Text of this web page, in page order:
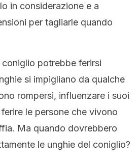
in considerazione e a
per tagliarle quando
potrebbe ferirsi
si impigliano da qualche
rompersi, influenzare i suoi
le persone che vivono
Ma quando dovrebbero
le unghie del coniglio?